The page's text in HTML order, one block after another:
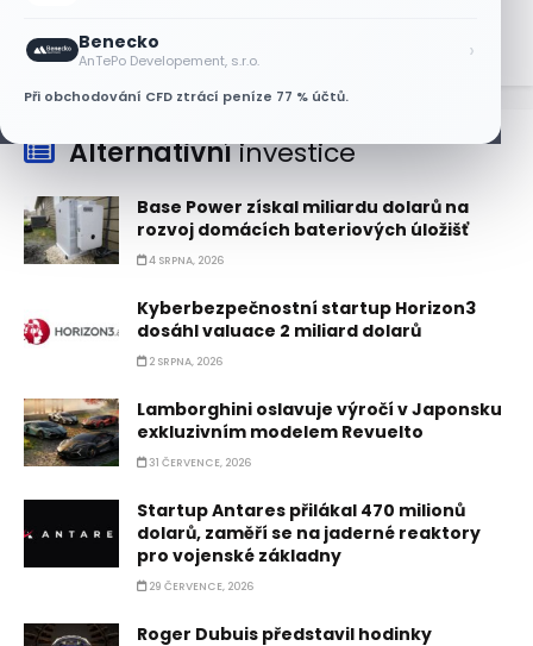
Benecko
AnTePo Developement, s.r.o. ›
Při obchodování CFD ztrácí peníze 77 % účtů.
Alternativníinvestice
Base Power získal miliardu dolarů na
rozvoj domácích bateriových úložišť
4 SRPNA, 2026
Kyberbezpečnostní startup Horizon3
dosáhl valuace 2 miliard dolarů
2 SRPNA, 2026
Lamborghini oslavuje výročí v Japonsku
exkluzivním modelem Revuelto
31 ČERVENCE, 2026
Startup Antares přilákal 470 milionů
dolarů, zaměří se na jaderné reaktory
pro vojenské základny
29 ČERVENCE, 2026
Roger Dubuis představil hodinky